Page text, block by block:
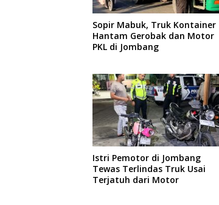
Sopir Mabuk, Truk Kontainer
Hantam Gerobak dan Motor
PKL di Jombang
Istri Pemotor di Jombang
Tewas Terlindas Truk Usai
Terjatuh dari Motor